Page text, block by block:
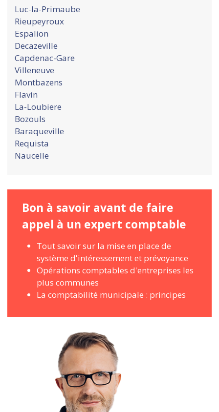
Luc-la-Primaube
Rieupeyroux
Espalion
Decazeville
Capdenac-Gare
Villeneuve
Montbazens
Flavin
La-Loubiere
Bozouls
Baraqueville
Requista
Naucelle
Bon à savoir avant de faire
appel à un expert comptable
Tout savoir sur la mise en place de
système d'intéressement et prévoyance
Opérations comptables d'entreprises les
plus communes
La comptabilité municipale : principes